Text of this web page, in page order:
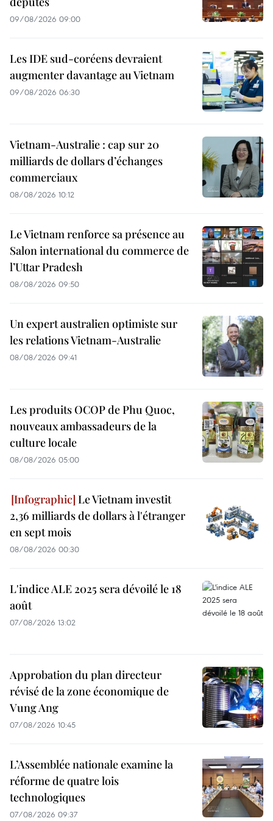
09/08/2026 09:00
Les IDE sud-coréens devraient
augmenter davantage au Vietnam
09/08/2026 06:30
Vietnam-Australie : cap sur 20
milliards de dollars d’échanges
commerciaux
08/08/2026 10:12
Le Vietnam renforce sa présence au
Salon international du commerce de
l’Uttar Pradesh
08/08/2026 09:50
Un expert australien optimiste sur
les relations Vietnam-Australie
08/08/2026 09:41
Les produits OCOP de Phu Quoc,
nouveaux ambassadeurs de la
culture locale
08/08/2026 05:00
Le Vietnam investit
2,36 milliards de dollars à l'étranger
en sept mois
08/08/2026 00:30
L'indice ALE 2025 sera dévoilé le 18
août
07/08/2026 13:02
Approbation du plan directeur
révisé de la zone économique de
Vung Ang
07/08/2026 10:45
L’Assemblée nationale examine la
réforme de quatre lois
technologiques
07/08/2026 09:37